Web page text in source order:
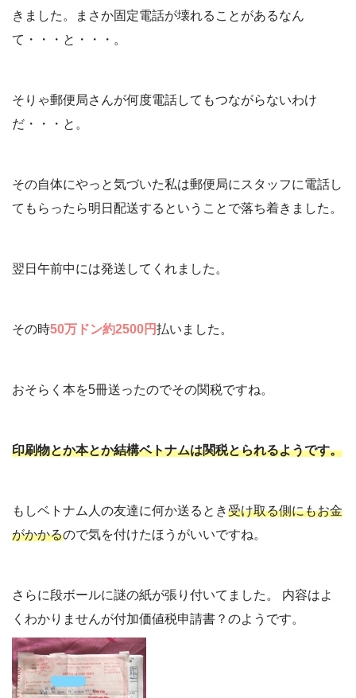
きました。まさか固定電話が壊れることがあるなん
て・・・と・・・。
そりゃ郵便局さんが何度電話してもつながらないわけ
だ・・・と。
その自体にやっと気づいた私は郵便局にスタッフに電話し
てもらったら明日配送するということで落ち着きました。
翌日午前中には発送してくれました。
その時50万ドン約2500円払いました。
おそらく本を5冊送ったのでその関税ですね。
印刷物とか本とか結構ベトナムは関税とられるようです。
もしベトナム人の友達に何か送るとき受け取る側にもお金
がかかるので気を付けたほうがいいですね。
さらに段ボールに謎の紙が張り付いてました。 内容はよ
くわかりませんが付加価値税申請書？のようです。